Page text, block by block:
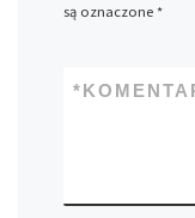
są oznaczone *
*